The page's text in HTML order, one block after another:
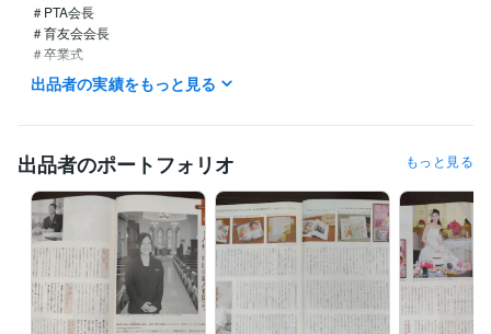
＃PTA会長
＃育友会会長
＃卒業式
＃祝辞
＃スピーチ
＃保護者代表
#ウェディング
＃ブライダル
＃ライター
＃観光
＃ホテル
＃旅行
＃節約
＃ファイナンシャルプランナー
出品者の実績をもっと見る
出品者のポートフォリオ もっと見る